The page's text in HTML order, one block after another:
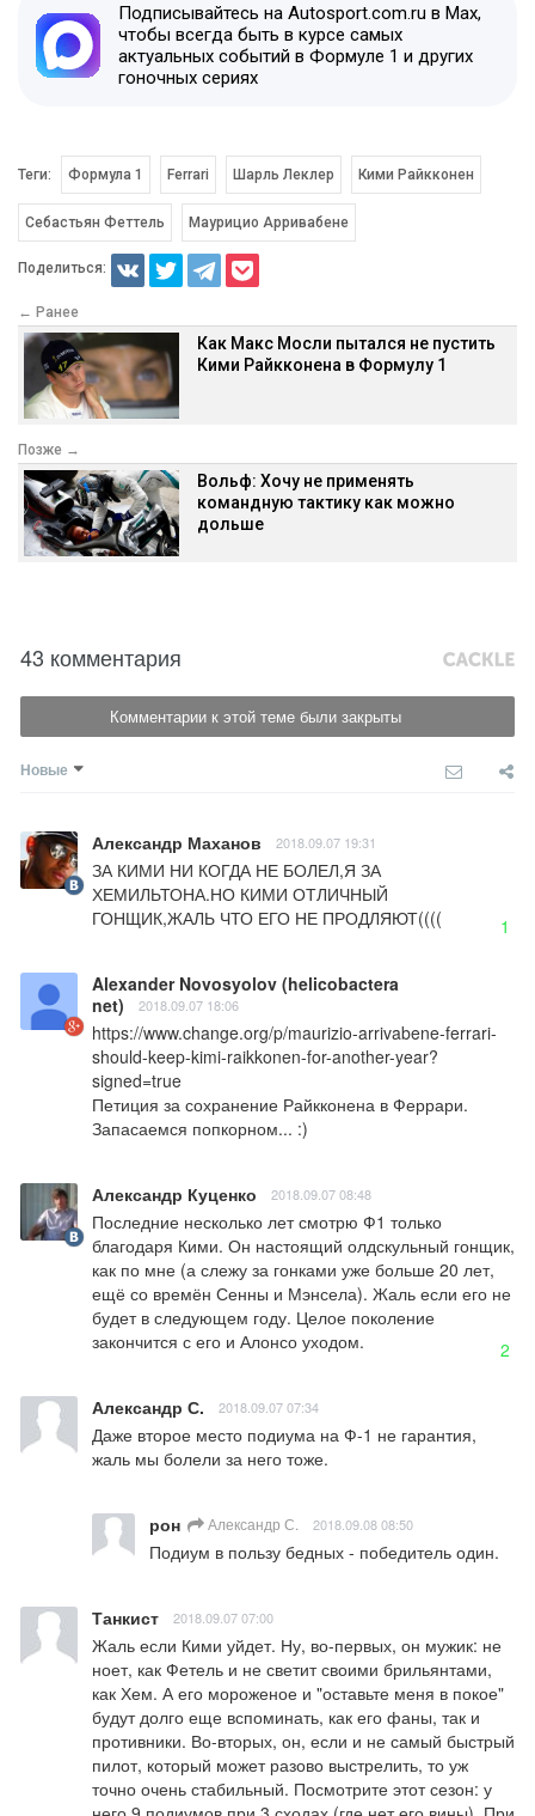
Подписывайтесь на Autosport.com.ru в Max,
чтобы всегда быть в курсе самых
актуальных событий в Формуле 1 и других
гоночных сериях
Теги: Формула 1 Ferrari Шарль Леклер Кими Райкконен
Себастьян Феттель Маурицио Арривабене
Поделиться:
← Ранее
Как Макс Мосли пытался не пустить
Кими Райкконена в Формулу 1
Позже →
Вольф: Хочу не применять
командную тактику как можно
дольше
43 комментария
Комментарии к этой теме были закрыты
Новые
Александр Маханов 2018.09.07 19:31
ЗА КИМИ НИ КОГДА НЕ БОЛЕЛ,Я ЗА
ХЕМИЛЬТОНА.НО КИМИ ОТЛИЧНЫЙ
ГОНЩИК,ЖАЛЬ ЧТО ЕГО НЕ ПРОДЛЯЮТ((((
1
Alexander Novosyolov (helicobactera
net)
2018.09.07 18:06
https://www.change.org/p/maurizio-arrivabene-ferrari-
should-keep-kimi-raikkonen-for-another-year?
signed=true
Петиция за сохранение Райкконена в Феррари.
Запасаемся попкорном... :)
Александр Куценко 2018.09.07 08:48
Последние несколько лет смотрю Ф1 только
благодаря Кими. Он настоящий олдскульный гонщик,
как по мне (а слежу за гонками уже больше 20 лет,
ещё со времён Сенны и Мэнсела). Жаль если его не
будет в следующем году. Целое поколение
закончится с его и Алонсо уходом.
2
Александр С. 2018.09.07 07:34
Даже второе место подиума на Ф-1 не гарантия,
жаль мы болели за него тоже.
рон Александр С. 2018.09.08 08:50
Подиум в пользу бедных - победитель один.
Танкист 2018.09.07 07:00
Жаль если Кими уйдет. Ну, во-первых, он мужик: не
ноет, как Фетель и не светит своими брильянтами,
как Хем. А его мороженое и "оставьте меня в покое"
будут долго еще вспоминать, как его фаны, так и
противники. Во-вторых, он, если и не самый быстрый
пилот, который может разово выстрелить, то уж
точно очень стабильный. Посмотрите этот сезон: у